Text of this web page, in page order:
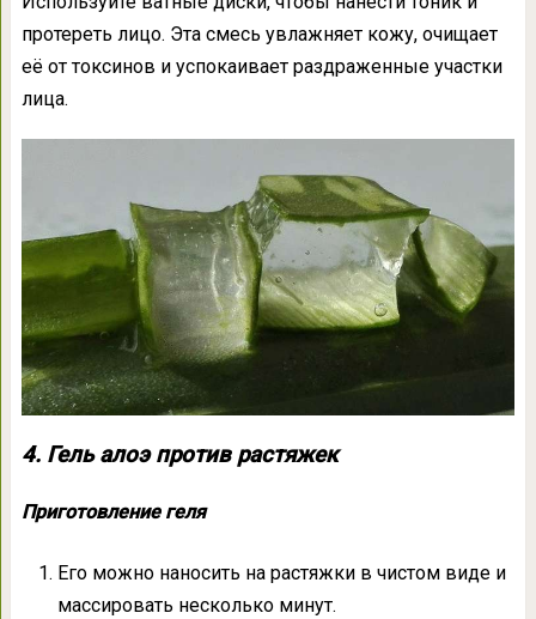
протереть лицо. Эта смесь увлажняет кожу, очищает
её от токсинов и успокаивает раздраженные участки
лица.
4. Гель алоэ против растяжек
Приготовление геля
Его можно наносить на растяжки в чистом виде и
массировать несколько минут.